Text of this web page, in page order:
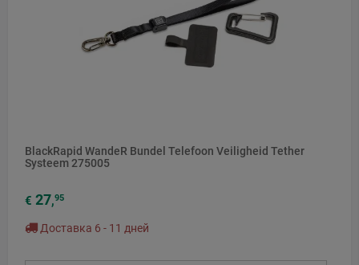
BlackRapid WandeR Bundel Telefoon Veiligheid Tether
Systeem 275005
€ 27,95
Доставка 6 - 11 дней